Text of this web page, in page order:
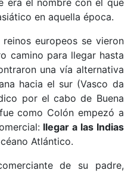
era el nombre con el que
en aquella época.
europeos se vieron
camino para llegar hasta
una vía alternativa
hacia el sur (Vasco da
por el cabo de Buena
como Colón empezó a
llegar a las Indias
Atlántico.
de su padre,